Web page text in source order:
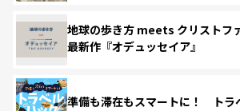
地球の歩き方 meets クリストフ
最新作『オデュッセイア』
準備も滞在もスマートに！ トラ